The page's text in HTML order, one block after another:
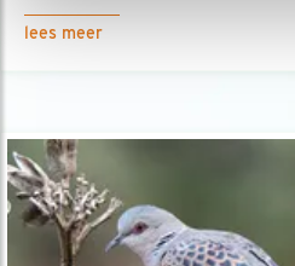
lees meer